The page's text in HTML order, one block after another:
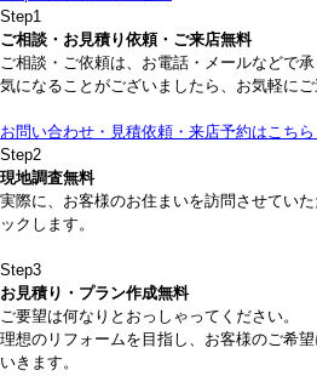
Step1
ご相談・お見積り依頼・ご来店無料
ご相談・ご依頼は、お電話・メールなどで
気になることがございましたら、お気軽にご
お問い合わせ・見積依頼・来店予約はこち
Step2
現地調査無料
実際に、お客様のお住まいを訪問させてい
ックします。
Step3
お見積り・プラン作成無料
ご要望は何なりとおっしゃってください。
理想のリフォームを目指し、お客様のご希
いきます。